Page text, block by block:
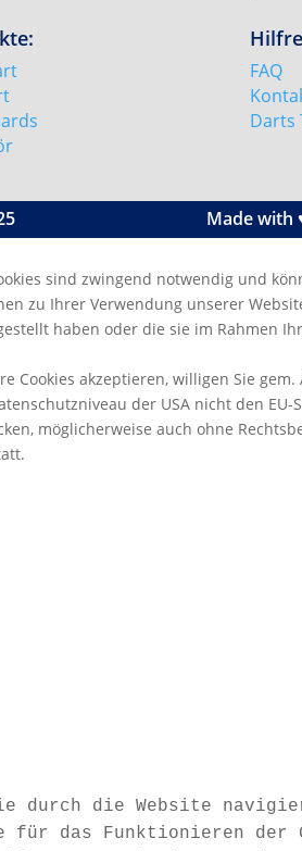
FAQ
Darts
Made with
sind zwingend notwendig und
zu Ihrer Verwendung unserer
haben oder die sie im Rahmen
akzeptieren, willigen Sie gem.
der USA nicht den
möglicherweise auch ohne
durch die Website
das Funktionieren der